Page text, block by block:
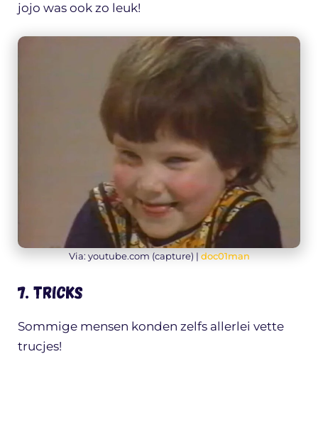
jojo was ook zo leuk!
Via: youtube.com (capture) | doc01man
7. Tricks
Sommige mensen konden zelfs allerlei vette
trucjes!